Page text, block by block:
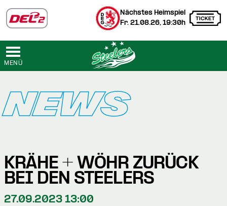
Nächstes Heimspiel
Fr. 21.08.26, 19:30h
MENÜ
NEWS
KRÄHE + WÖHR ZURÜCK
BEI DEN STEELERS
27.09.2023 13:00